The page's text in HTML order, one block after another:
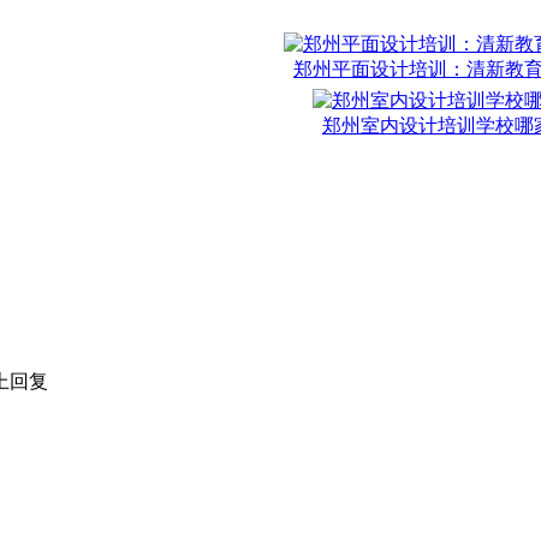
郑州平面设计培训：清新教
郑州室内设计培训学校哪
回复